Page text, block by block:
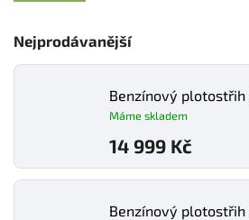
Nejprodávanější
Benzínový plotostřih
Máme skladem
14 999 Kč
Benzínový plotostřih